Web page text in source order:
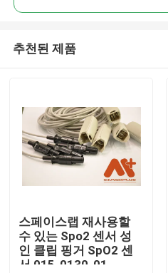
추천된 제품
스페이스랩 재사용할
수 있는 Spo2 센서 성
인 클립 핑거 SpO2 센
서 015-0130-01